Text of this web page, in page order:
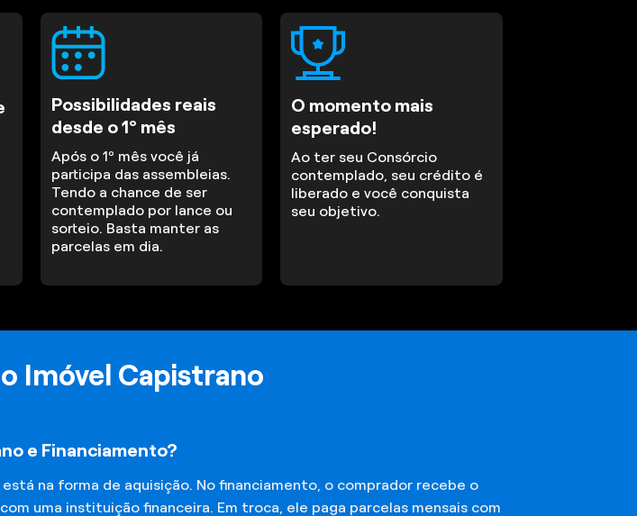
Possibilidades reais
desde o 1º mês
Após o 1º mês você já
participa das assembleias.
Tendo a chance de ser
contemplado por lance ou
sorteio. Basta manter as
parcelas em dia.
O momento mais
esperado!
Ao ter seu Consórcio
contemplado, seu crédito é
liberado e você conquista
seu objetivo.
Imóvel Capistrano
e Financiamento?
na forma de aquisição. No financiamento, o comprador recebe o
uma instituição financeira. Em troca, ele paga parcelas mensais com